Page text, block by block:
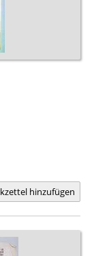
hinzufügen